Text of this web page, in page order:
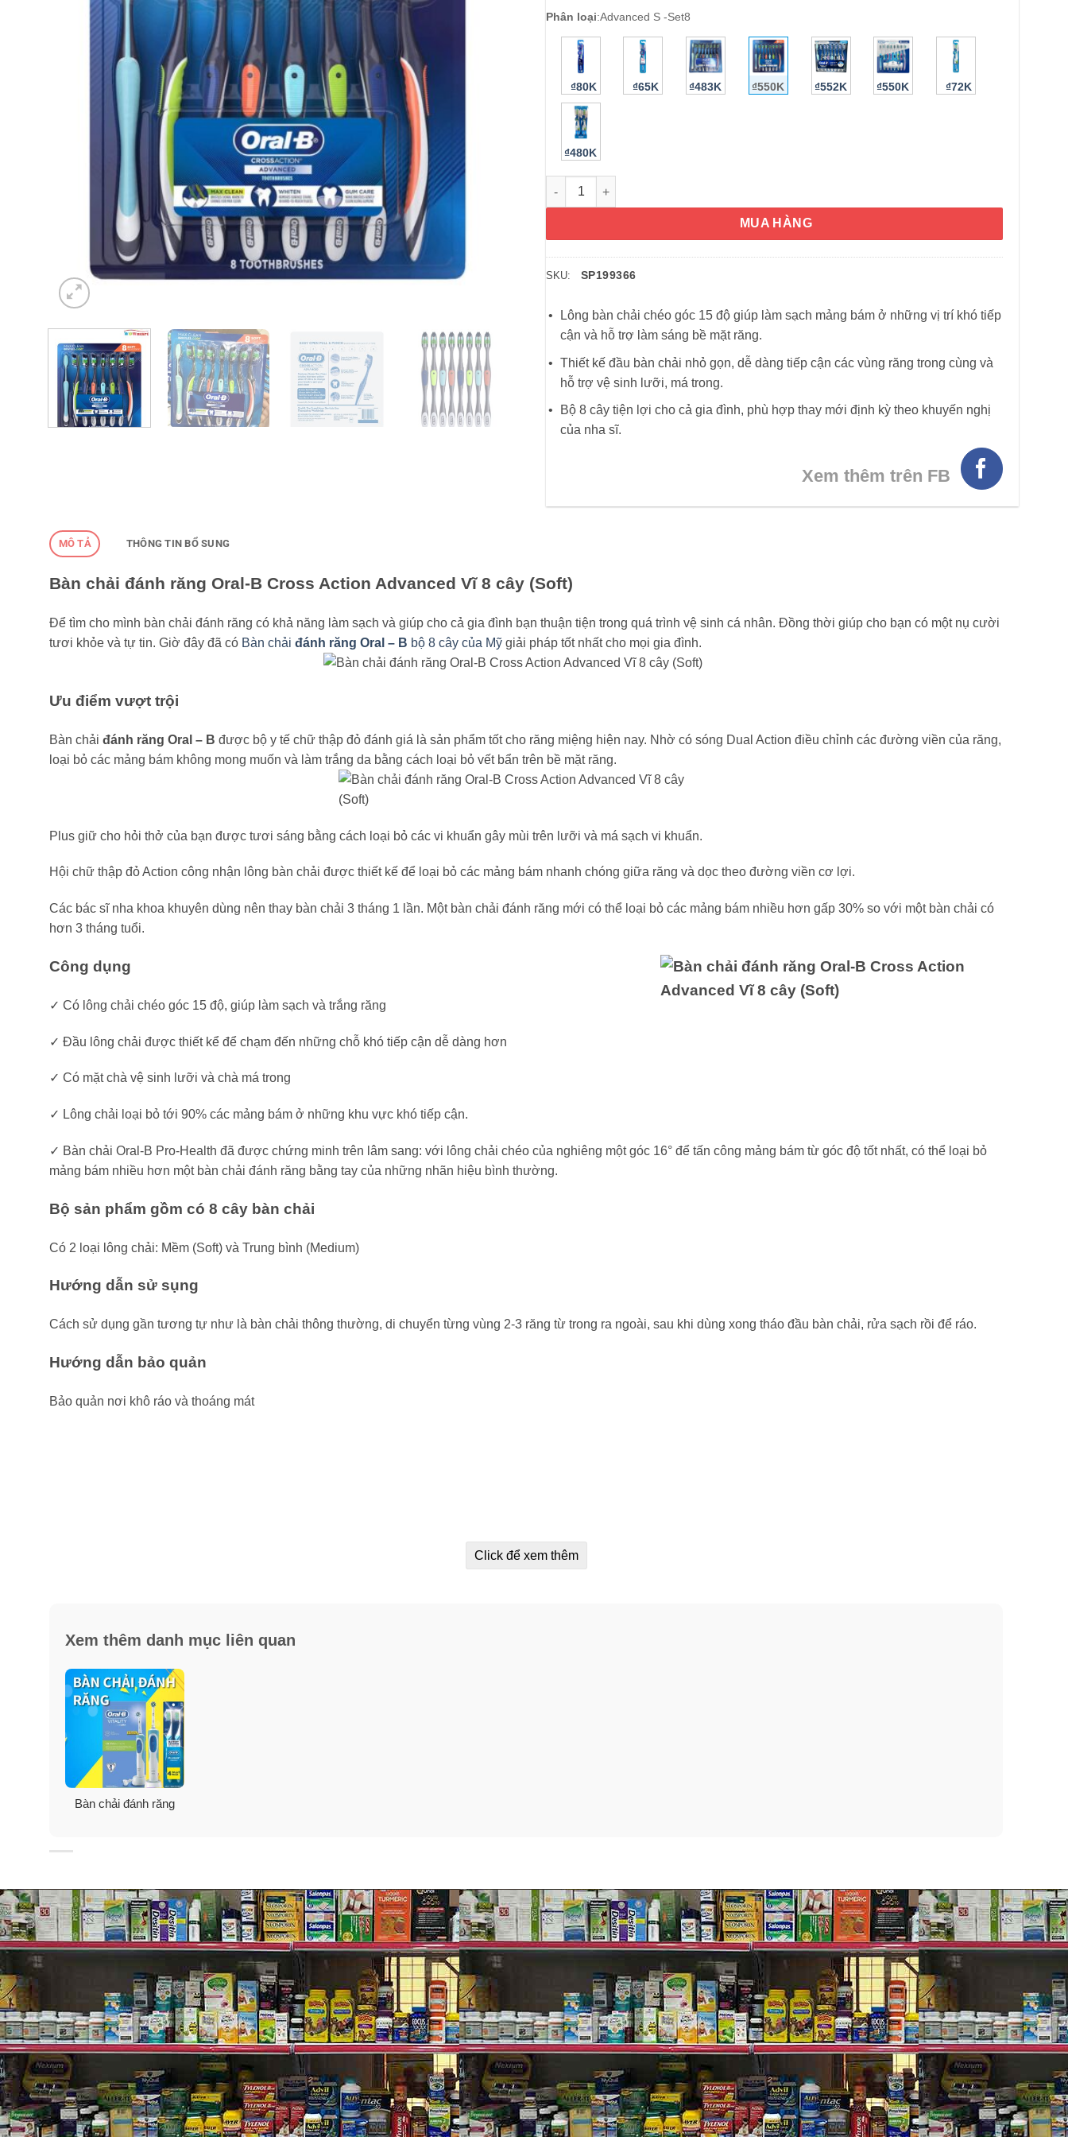
Phân loại:Advanced S -Set8
₫80K ₫65K ₫483K ₫550K ₫552K ₫550K ₫72K
₫480K
Bàn chải đánh răng Oral-B Cross Action Advanced Vĩ 8 cây (Soft) số lượng
MUA HÀNG
SKU: SP199366
Lông bàn chải chéo góc 15 độ giúp làm sạch mảng bám ở những vị trí khó tiếp
cận và hỗ trợ làm sáng bề mặt răng.
Thiết kế đầu bàn chải nhỏ gọn, dễ dàng tiếp cận các vùng răng trong cùng và
hỗ trợ vệ sinh lưỡi, má trong.
Bộ 8 cây tiện lợi cho cả gia đình, phù hợp thay mới định kỳ theo khuyến nghị
của nha sĩ.
Xem thêm trên FB
MÔ TẢ THÔNG TIN BỔ SUNG
Bàn chải đánh răng Oral-B Cross Action Advanced Vĩ 8 cây (Soft)
Để tìm cho mình bàn chải đánh răng có khả năng làm sạch và giúp cho cả gia đình bạn thuận tiện trong quá trình vệ sinh cá nhân. Đồng thời giúp cho bạn có một nụ cười
tươi khỏe và tự tin. Giờ đây đã có Bàn chải đánh răng Oral – B bộ 8 cây của Mỹ giải pháp tốt nhất cho mọi gia đình.
Ưu điểm vượt trội
Bàn chải đánh răng Oral – B được bộ y tế chữ thập đỏ đánh giá là sản phẩm tốt cho răng miệng hiện nay. Nhờ có sóng Dual Action điều chỉnh các đường viền của răng,
loại bỏ các mảng bám không mong muốn và làm trắng da bằng cách loại bỏ vết bẩn trên bề mặt răng.
Plus giữ cho hỏi thở của bạn được tươi sáng bằng cách loại bỏ các vi khuẩn gây mùi trên lưỡi và má sạch vi khuẩn.
Hội chữ thập đỏ Action công nhận lông bàn chải được thiết kế để loại bỏ các mảng bám nhanh chóng giữa răng và dọc theo đường viền cơ lợi.
Các bác sĩ nha khoa khuyên dùng nên thay bàn chải 3 tháng 1 lần. Một bàn chải đánh răng mới có thể loại bỏ các mảng bám nhiều hơn gấp 30% so với một bàn chải có
hơn 3 tháng tuổi.
Công dụng
✓ Có lông chải chéo góc 15 độ, giúp làm sạch và trắng răng
✓ Đầu lông chải được thiết kể để chạm đến những chỗ khó tiếp cận dễ dàng hơn
✓ Có mặt chà vệ sinh lưỡi và chà má trong
✓ Lông chải loại bỏ tới 90% các mảng bám ở những khu vực khó tiếp cận.
✓ Bàn chải Oral-B Pro-Health đã được chứng minh trên lâm sang: với lông chải chéo của nghiêng một góc 16° để tấn công mảng bám từ góc độ tốt nhất, có thể loại bỏ
mảng bám nhiều hơn một bàn chải đánh răng bằng tay của những nhãn hiệu bình thường.
Bộ sản phẩm gồm có 8 cây bàn chải
Có 2 loại lông chải: Mềm (Soft) và Trung bình (Medium)
Hướng dẫn sử sụng
Cách sử dụng gần tương tự như là bàn chải thông thường, di chuyển từng vùng 2-3 răng từ trong ra ngoài, sau khi dùng xong tháo đầu bàn chải, rửa sạch rồi để ráo.
Hướng dẫn bảo quản
Bảo quản nơi khô ráo và thoáng mát
Click để xem thêm
Xem thêm danh mục liên quan
Bàn chải đánh răng